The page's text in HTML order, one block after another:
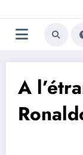
au
contenu
A